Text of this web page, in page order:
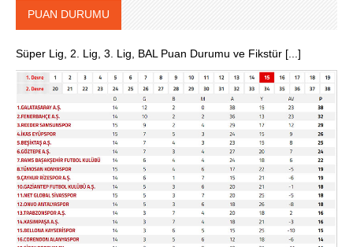
PUAN DURUMU
Süper Lig, 2. Lig, 3. Lig, BAL Puan Durumu ve Fikstür [...]